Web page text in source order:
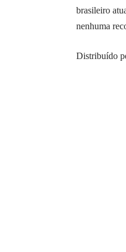
brasileiro
nenhuma
Distribuído